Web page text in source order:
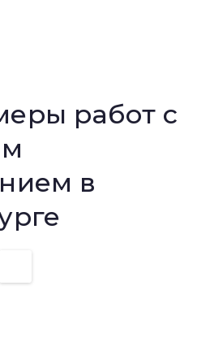
работ с
в